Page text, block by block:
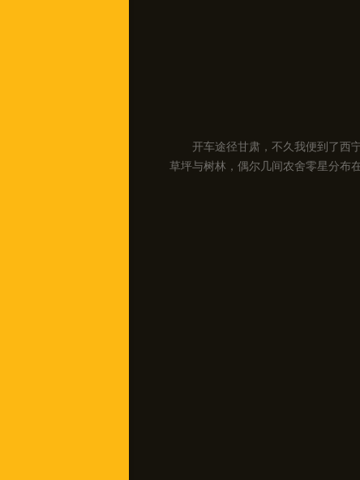
开车途径甘肃，不久我便到了西
草坪与树林，偶尔几间农舍零星分布